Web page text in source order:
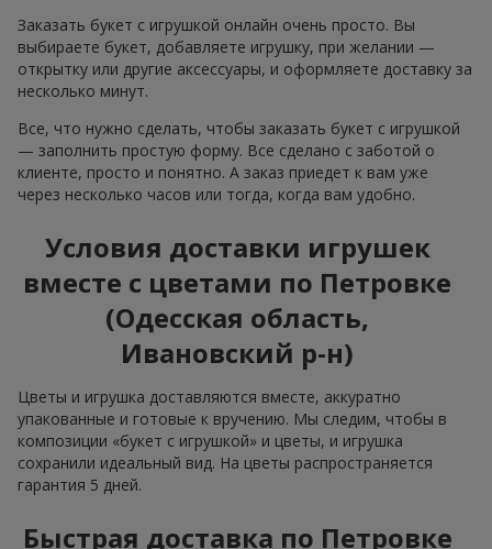
Заказать букет с игрушкой онлайн очень просто. Вы
выбираете букет, добавляете игрушку, при желании —
открытку или другие аксессуары, и оформляете доставку за
несколько минут.
Все, что нужно сделать, чтобы заказать букет с игрушкой
— заполнить простую форму. Все сделано с заботой о
клиенте, просто и понятно. А заказ приедет к вам уже
через несколько часов или тогда, когда вам удобно.
Условия доставки игрушек
вместе с цветами по Петровке
(Одесская область,
Ивановский р-н)
Цветы и игрушка доставляются вместе, аккуратно
упакованные и готовые к вручению. Мы следим, чтобы в
композиции «букет с игрушкой» и цветы, и игрушка
сохранили идеальный вид. На цветы распространяется
гарантия 5 дней.
Быстрая доставка по Петровке